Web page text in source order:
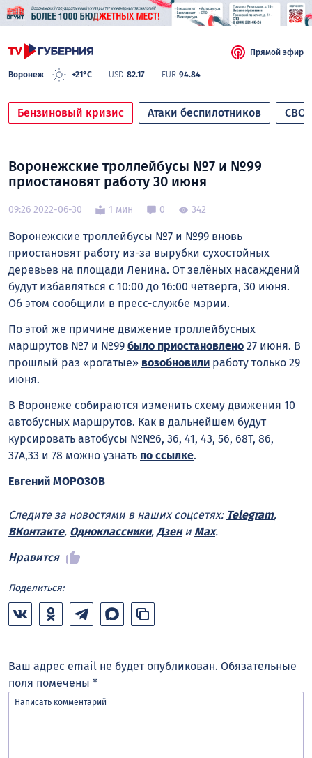
Воронеж +21°C USD 82.17 EUR 94.84
Прямой эфир
Бензиновый кризис Атаки беспилотников СВО
Воронежские троллейбусы №7 и №99
приостановят работу 30 июня
09:26 2022-06-30 1 мин 0 342
Воронежские троллейбусы №7 и №99 вновь
приостановят работу из-за вырубки сухостойных
деревьев на площади Ленина. От зелёных насаждений
будут избавляться с 10:00 до 16:00 четверга, 30 июня.
Об этом сообщили в пресс-службе мэрии.
По этой же причине движение троллейбусных
маршрутов №7 и №99 было приостановлено 27 июня. В
прошлый раз «рогатые» возобновили работу только 29
июня.
В Воронеже собираются изменить схему движения 10
автобусных маршрутов. Как в дальнейшем будут
курсировать автобусы №№6, 36, 41, 43, 56, 68Т, 86,
37А,33 и 78 можно узнать по ссылке.
Евгений МОРОЗОВ
Следите за новостями в наших соцсетях: Telegram,
ВКонтакте, Одноклассники, Дзени Max.
Нравится
Поделиться:
Ваш адрес email не будет опубликован. Обязательные
поля помечены *